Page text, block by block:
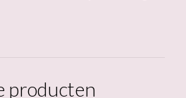
producten